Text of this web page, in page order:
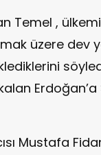
Temel ,
üzere dev
Erdoğan’a
Mustafa